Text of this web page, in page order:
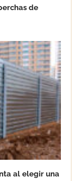
de
al elegir una